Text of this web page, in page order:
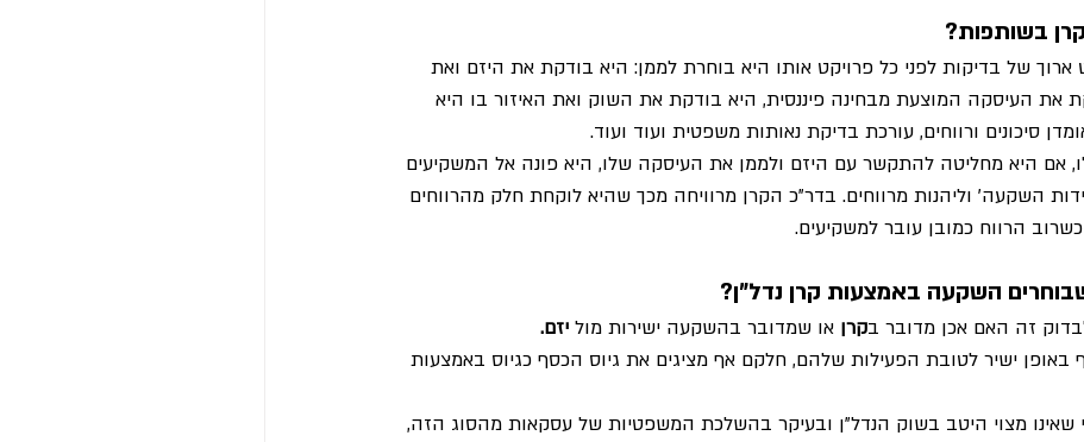
בשותפות?
של בדיקות לפני כל פרויקט אותו היא בוחרת לממן: היא בודקת את היזם ואת
את העיסקה המוצעת מבחינה פיננסית, היא בודקת את השוק ואת האיזור בו היא
סיכונים ורווחים, עורכת בדיקת נאותות משפטית ועוד ועוד.
אם היא מחליטה להתקשר עם היזם ולממן את העיסקה שלו, היא פונה אל המשקיעים
השקעה' וליהנות מרווחים. בדר"כ הקרן מרוויחה מכך שהיא לוקחת חלק מהרווחים
הרווח כמובן עובר למשקיעים.
השקעה באמצעות קרן נדל"ן?
זה האם אכן מדובר בקרן או שמדובר בהשקעה ישירות מול יזם.
באופן ישיר לטובת הפעילות שלהם, חלקם אף מציגים את גיוס הכסף כגיוס באמצעות
שאינו מצוי היטב בשוק הנדל"ן ובעיקר בהשלכת המשפטיות של עסקאות מהסוג הזה,